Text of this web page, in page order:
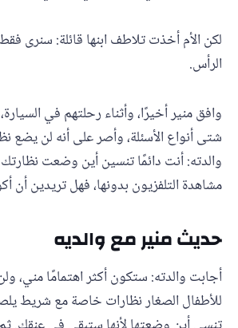
لكن الأم أخذت تلاطف ابنها قائلة: سنرى
الرأس.
وافق منير أخيرًا، وأثناء رحلتهم في
شتى أنواع الأسئلة، وأصر على أنه لن يضع
والدته: أنت دائمًا تنسين أين وضعت
مشاهدة التلفزيون بدونها، فهل تريدين أن
حديث منير مع والديه
أجابت والدته: ستكون أكثر اهتمامًا مني،
للأطفال الصغار نظارات خاصة مع شريط